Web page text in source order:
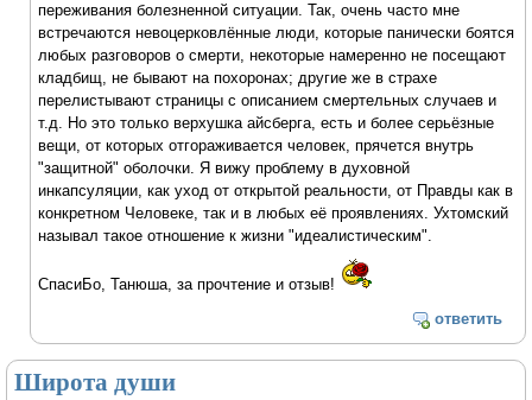
переживания болезненной ситуации. Так, очень часто мне
встречаются невоцерковлённые люди, которые панически боятся
любых разговоров о смерти, некоторые намеренно не посещают
кладбищ, не бывают на похоронах; другие же в страхе
перелистывают страницы с описанием смертельных случаев и
т.д. Но это только верхушка айсберга, есть и более серьёзные
вещи, от которых отгораживается человек, прячется внутрь
"защитной" оболочки. Я вижу проблему в духовной
инкапсуляции, как уход от открытой реальности, от Правды как в
конкретном Человеке, так и в любых её проявлениях. Ухтомский
называл такое отношение к жизни "идеалистическим".
СпасиБо, Танюша, за прочтение и отзыв!
ответить
Широта души